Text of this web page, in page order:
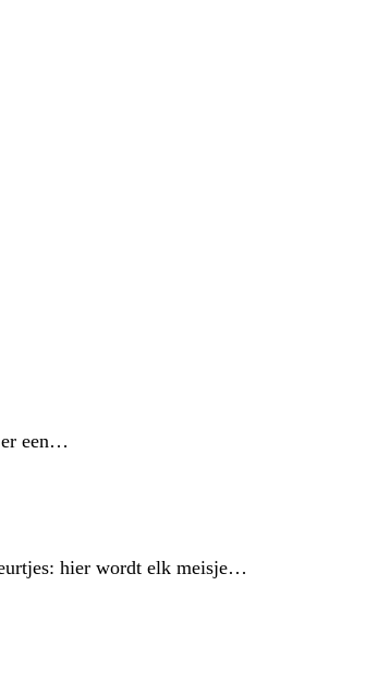
er een…
hier wordt elk meisje…